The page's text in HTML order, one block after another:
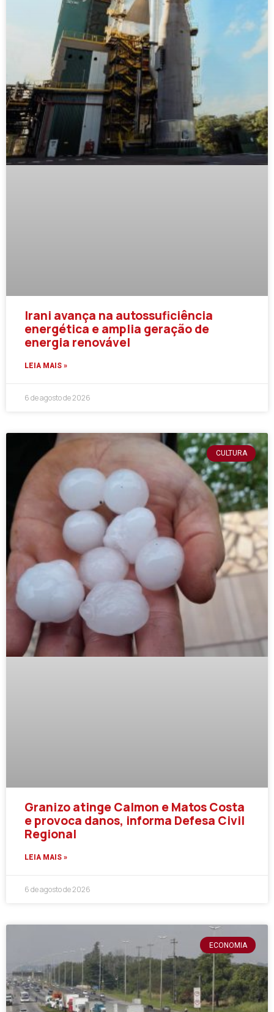
Irani avança na autossuficiência
energética e amplia geração de
energia renovável
LEIA MAIS »
6 de agosto de 2026
CULTURA
Granizo atinge Calmon e Matos Costa
e provoca danos, informa Defesa Civil
Regional
LEIA MAIS »
6 de agosto de 2026
ECONOMIA